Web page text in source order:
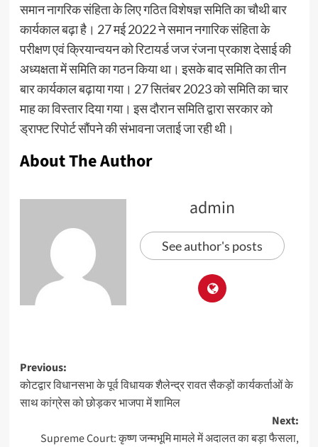
समान नागरिक संहिता के लिए गठित विशेषज्ञ समिति का चौथी बार
कार्यकाल बढ़ा है। 27 मई 2022 ने समान नगारिक संहिता के
परीक्षण एवं क्रियान्वयन को रिटायर्ड जज रंजना प्रकाश देसाई की
अध्यक्षता में समिति का गठन किया था। इसके बाद समिति का तीन
बार कार्यकाल बढ़ाया गया। 27 सितंबर 2023 को समिति का चार
माह का विस्तार दिया गया। इस दौरान समिति द्वारा सरकार को
ड्राफ्ट रिपोर्ट सौंपने की संभावना जताई जा रही थी।
About The Author
admin
See author's posts
Previous:
कोटद्वार विधानसभा के पूर्व विधायक शैलेन्द्र रावत सैकड़ों कार्यकर्ताओं के
साथ कांग्रेस को छोड़कर भाजपा में शामिल
Next:
Supreme Court: कृष्ण जन्मभूमि मामले में अदालत का बड़ा फैसला,